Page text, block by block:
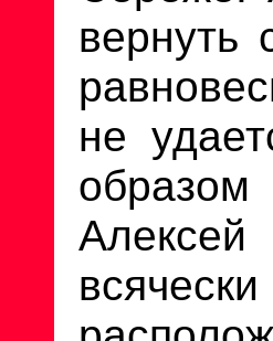
вернуть
не